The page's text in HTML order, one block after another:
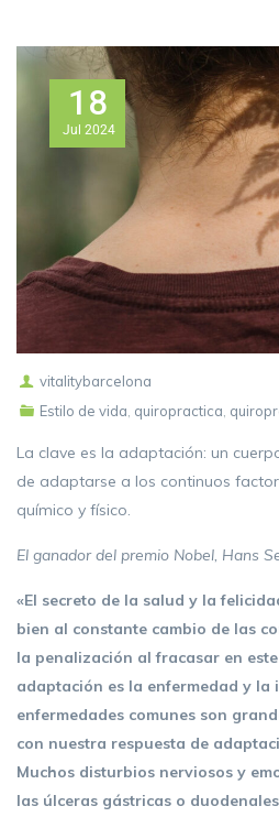
18
Jul 2024
vitalitybarcelona
Estilo de vida quiropractica
La clave es la adaptación: un
de adaptarse a los continuos
químico y físico.
El ganador del premio Nobel, Hans
«El secreto de la salud y la
bien al constante cambio de las
la penalización al fracasar en
adaptación es la enfermedad y la
enfermedades comunes son
con nuestra respuesta de
Muchos disturbios nerviosos y
las úlceras gástricas o